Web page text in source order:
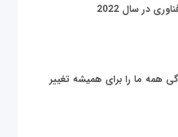
همه ما را برای همیشه تغییر